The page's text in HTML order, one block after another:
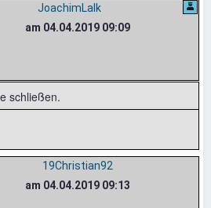
JoachimLalk
am 04.04.2019 09:09
schließen.
19Christian92
am 04.04.2019 09:13